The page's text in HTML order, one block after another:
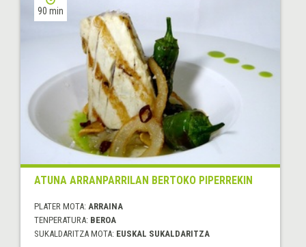
90 min
ATUNA ARRANPARRILAN BERTOKO PIPERREKIN
PLATER MOTA: ARRAINA
TENPERATURA: BEROA
SUKALDARITZA MOTA: EUSKAL SUKALDARITZA